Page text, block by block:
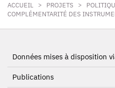
ACCUEIL > PROJETS >
COMPLÉMENTARITÉ DES
Données mises à disposition
Publications